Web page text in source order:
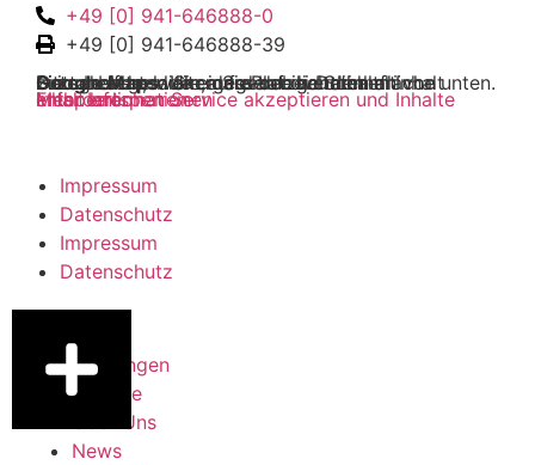
+49 [0] 941-646888-0
+49 [0] 941-646888-39
Sie sehen gerade einen Platzhalterinhalt von
Google Maps
. Um auf den eigentlichen Inhalt zuzugreifen, klicken Sie auf die Schaltfläche unten. Bitte beachten Sie, dass dabei Daten an Drittanbieter weitergegeben werden.
Mehr Informationen
Inhalt entsperren
Erforderlichen Service akzeptieren und Inhalte entsperren
Impressum
Datenschutz
Impressum
Datenschutz
Leistungen
Karriere
Über Uns
News